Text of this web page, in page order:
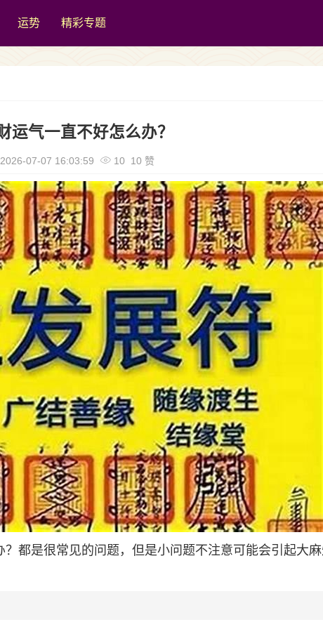
运势 精彩专题
运气一直不好怎么办？
2026-07-07 16:03:59 10 10 赞
都是很常见的问题，但是小问题不注意可能会引起大